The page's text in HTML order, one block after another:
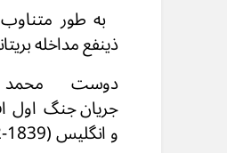
به طور
ذینفع مداخله
دوست محمد
جریان جنگ اول
و انگلیس (1839-1842)